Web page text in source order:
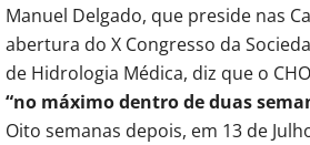
Manuel Delgado, que preside nas
abertura do X Congresso da
de Hidrologia Médica, diz que o
“no máximo dentro de duas
Oito semanas depois, em 13 de